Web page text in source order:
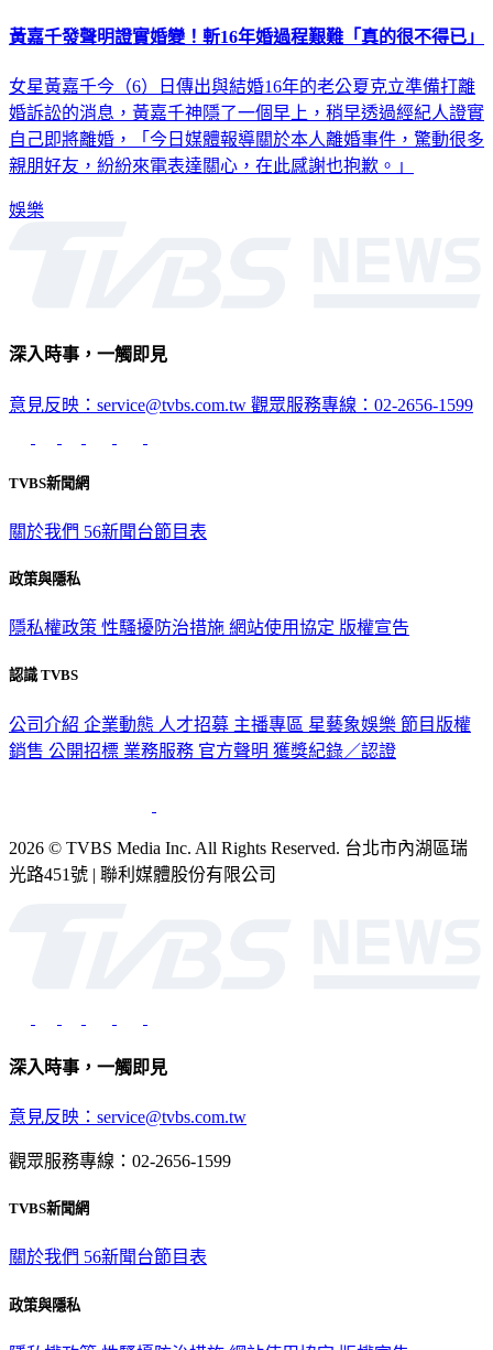
黃嘉千發聲明證實婚變！斬16年婚過程艱難「真的很不得已」
女星黃嘉千今（6）日傳出與結婚16年的老公夏克立準備打離
婚訴訟的消息，黃嘉千神隱了一個早上，稍早透過經紀人證實
自己即將離婚，「今日媒體報導關於本人離婚事件，驚動很多
親朋好友，紛紛來電表達關心，在此感謝也抱歉。」
娛樂
深入時事，一觸即見
意見反映：service@tvbs.com.tw 觀眾服務專線：02-2656-1599
TVBS新聞網
關於我們 56新聞台節目表
政策與隱私
隱私權政策 性騷擾防治措施 網站使用協定 版權宣告
認識 TVBS
公司介紹 企業動態 人才招募 主播專區 星藝象娛樂 節目版權
銷售 公開招標 業務服務 官方聲明 獲獎紀錄／認證
2026 © TVBS Media Inc. All Rights Reserved. 台北市內湖區瑞
光路451號 | 聯利媒體股份有限公司
深入時事，一觸即見
意見反映：service@tvbs.com.tw
觀眾服務專線：02-2656-1599
TVBS新聞網
關於我們 56新聞台節目表
政策與隱私